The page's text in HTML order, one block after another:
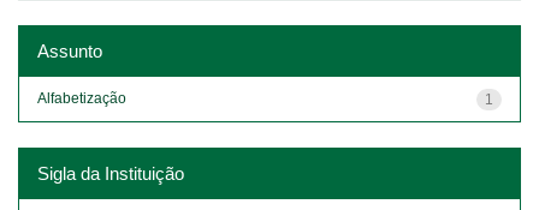
Assunto
1
Alfabetização
Sigla da Instituição